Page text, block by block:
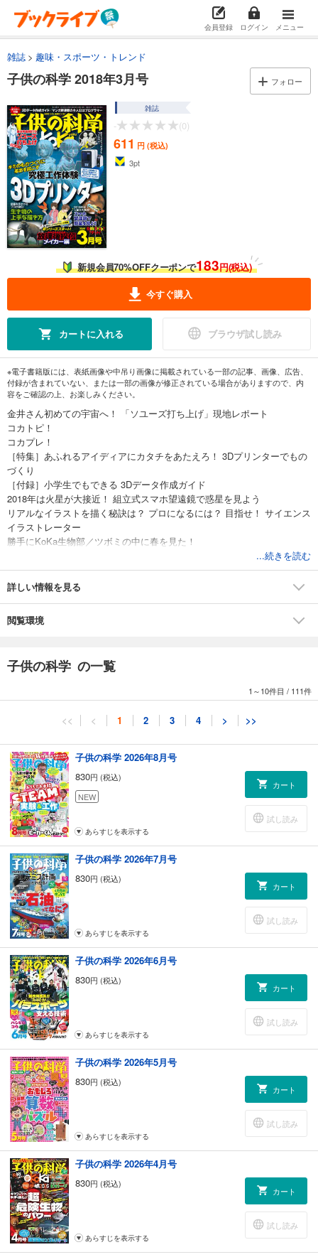
会員登録 ログイン メニュー
雑誌 趣味・スポーツ・トレンド
子供の科学 2018年3月号 フォロー
雑誌
- (0)
611 円 (税込)
3pt
新規会員70%OFFクーポンで183円(税込)
今すぐ購入
カートに入れる ブラウザ試し読み
※電子書籍版には、表紙画像や中吊り画像に掲載されている一部の記事、画像、広告、
付録が含まれていない、または一部の画像が修正されている場合がありますので、内
容をご確認の上、お楽しみください。
金井さん初めての宇宙へ！ 「ソユーズ打ち上げ」現地レポート
コカトピ！
コカプレ！
［特集］あふれるアイディアにカタチをあたえろ！ 3Dプリンターでもの
づくり
［付録］小学生でもできる 3Dデータ作成ガイド
2018年は火星が大接近！ 組立式スマホ望遠鏡で惑星を見よう
リアルなイラストを描く秘訣は？ プロになるには？ 目指せ！ サイエンス
イラストレーター
勝手にKoKa生物部／ツボミの中に春を見た！
なぜなぜどうして？
見方を変えると大発見！ おもしろ2コマ写真／駐車場のへんな文字
読者の写真コンテスト こんなの撮れた！
南極観測隊おしごとREPORT／地球と宇宙の境目では何が起こっている
はじめよう！ ジブン専用パソコン／キツツキロボを改造しよう
ベジフル新聞／野菜果物をもっと楽しくおいしくおもしろく食べよう
［最終回］オモシロ記念日365 今日って何の日？
コドモノカガク製作所／風景を閉じ込める不思議な球体 宙玉
KoKa Scramble
ぼくの発明 きみの工夫
目次
KoKaひろば
［新連載］謎解きマンガ 放課後探偵メイカー編／プログラミングでお悩
み解決!?
...続きを読む
詳しい情報を見る
閲覧環境
子供の科学 の一覧
1～10件目 / 111件
<< < 1 2 3 4 > >>
子供の科学 2026年8月号
830円 (税込)
NEW
カート
試し読み
あらすじを表示する
子供の科学 2026年7月号
830円 (税込)
カート
試し読み
あらすじを表示する
子供の科学 2026年6月号
830円 (税込)
カート
試し読み
あらすじを表示する
子供の科学 2026年5月号
830円 (税込)
カート
試し読み
あらすじを表示する
子供の科学 2026年4月号
830円 (税込)
カート
試し読み
あらすじを表示する